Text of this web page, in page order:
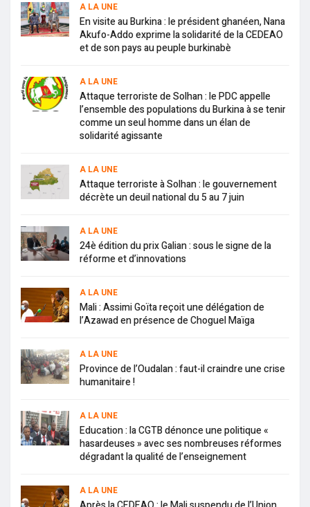
A LA UNE
En visite au Burkina : le président ghanéen, Nana
Akufo-Addo exprime la solidarité de la CEDEAO
et de son pays au peuple burkinabè
A LA UNE
Attaque terroriste de Solhan : le PDC appelle
l’ensemble des populations du Burkina à se tenir
comme un seul homme dans un élan de
solidarité agissante
A LA UNE
Attaque terroriste à Solhan : le gouvernement
décrète un deuil national du 5 au 7 juin
A LA UNE
24è édition du prix Galian : sous le signe de la
réforme et d’innovations
A LA UNE
Mali : Assimi Goïta reçoit une délégation de
l’Azawad en présence de Choguel Maïga
A LA UNE
Province de l’Oudalan : faut-il craindre une crise
humanitaire !
A LA UNE
Education : la CGTB dénonce une politique «
hasardeuses » avec ses nombreuses réformes
dégradant la qualité de l’enseignement
A LA UNE